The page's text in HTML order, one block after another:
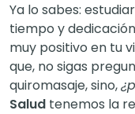
Ya lo sabes:
tiempo y
muy positivo en tu
que, no sigas
quiromasaje, sino,
Salud tenemos la